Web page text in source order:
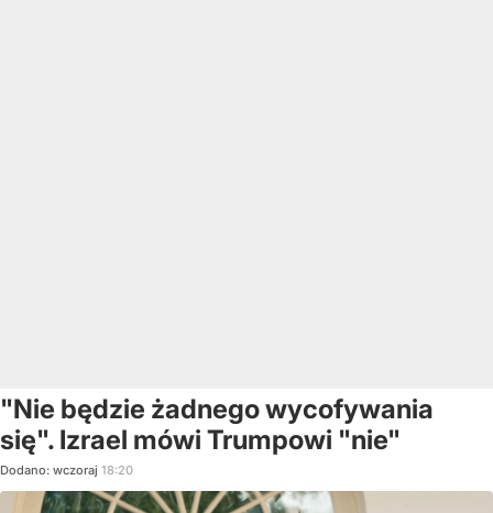
"Nie będzie żadnego wycofywania
się". Izrael mówi Trumpowi "nie"
Dodano: wczoraj 18:20